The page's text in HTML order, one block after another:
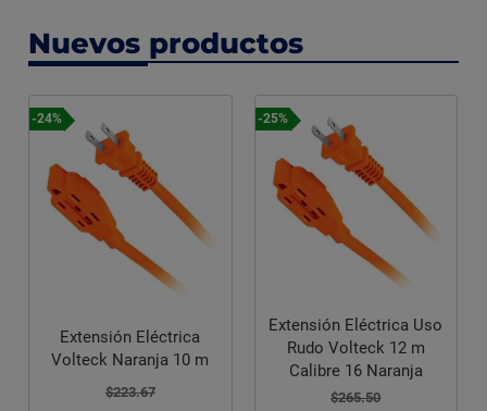
Nuevos productos
-24%
Extensión Eléctrica
Volteck Naranja 10 m
$223.67
-25%
Extensión Eléctrica Uso
Rudo Volteck 12 m
Calibre 16 Naranja
$265.50